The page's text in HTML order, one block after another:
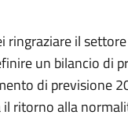
ringraziare il
un bilancio di
di previsione
ritorno alla